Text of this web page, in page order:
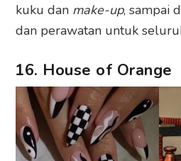
kuku dan make-up, sampai
dan perawatan untuk
16. House of Orange